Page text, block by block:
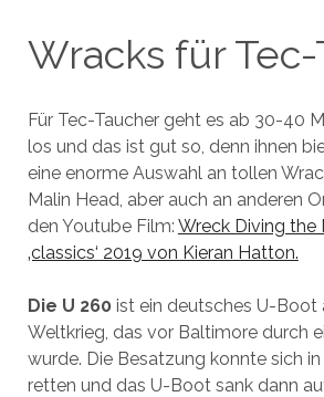
Wracks für
Für Tec-Taucher geht es ab 30-40
los und das ist gut so, denn ihnen
eine enorme Auswahl an tollen
Malin Head, aber auch an anderen
den Youtube Film: Wreck Diving the
‚classics‘ 2019 von Kieran Hatton.
Die U 260ist ein deutsches U-Boot
Weltkrieg, das vor Baltimore durch
wurde. Die Besatzung konnte sich
retten und das U-Boot sank dann